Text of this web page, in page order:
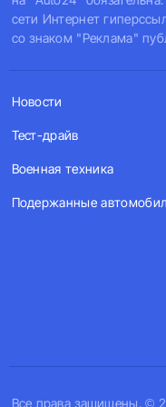
сети Интернет
со знаком "Реклама"
Все права защищены. ©
Новости
Тест-драйв
Военная техника
Подержанные